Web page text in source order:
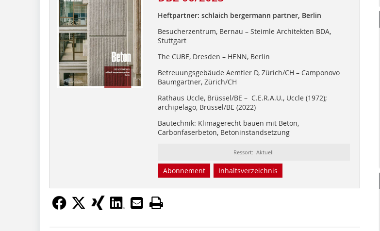
Heftpartner: schlaich bergermann partner, Berlin
Besucherzentrum, Bernau – Steimle Architekten BDA,
Stuttgart
The CUBE, Dresden – HENN, Berlin
Betreuungsgebäude Aemtler D, Zürich/CH – Camponovo
Baumgartner, Zürich/CH
Rathaus Uccle, Brüssel/BE – C.E.R.A.U., Uccle (1972);
archipelago, Brüssel/BE (2022)
Bautechnik: Klimagerecht bauen mit Beton,
Carbonfaserbeton, Betoninstandsetzung
Ressort: Aktuell
Abonnement Inhaltsverzeichnis